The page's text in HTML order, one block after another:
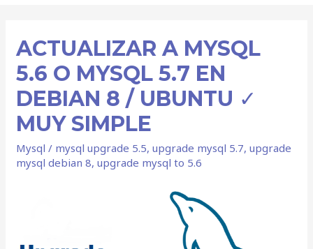
ACTUALIZAR A MYSQL
5.6 O MYSQL 5.7 EN
DEBIAN 8 / UBUNTU ✓
MUY SIMPLE
Mysql / mysql upgrade 5.5,upgrade mysql 5.7,upgrade
mysql debian 8,upgrade mysql to 5.6